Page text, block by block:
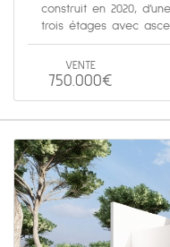
construit en 2020,
trois étages avec
VENTE
750.000€